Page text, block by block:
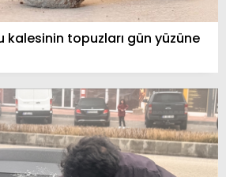
kalesinin topuzları gün yüzüne